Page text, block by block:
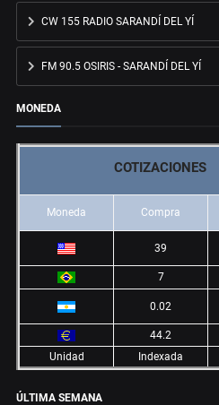
CW 155 RADIO SARANDÍ DEL YÍ
FM 90.5 OSIRIS - SARANDÍ DEL YÍ
MONEDA
COTIZACIONES
Moneda Compra
39
7
0.02
44.2
Unidad
Indexada
ÚLTIMA SEMANA